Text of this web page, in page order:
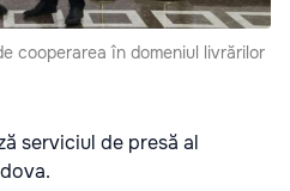
cooperarea în domeniul livrărilor
serviciul de presă al